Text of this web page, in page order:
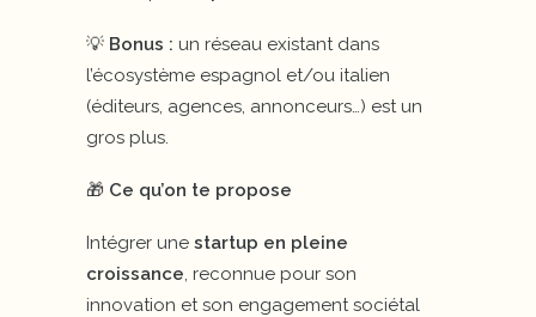
💡 Bonus : un réseau existant dans
l’écosystème espagnol et/ou italien
(éditeurs, agences, annonceurs…) est un
gros plus.
🎁 Ce qu’on te propose
Intégrer une startup en pleine
croissance, reconnue pour son
innovation et son engagement sociétal